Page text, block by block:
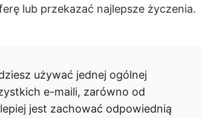
lub przekazać najlepsze życzenia.
używać jednej ogólnej
e-maili, zarówno od
jest zachować odpowiednią